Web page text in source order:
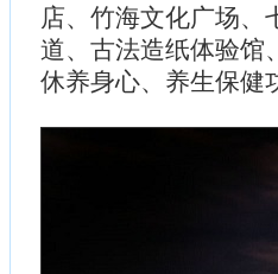
店、竹海文化广场、
道、古法造纸体验馆
休养身心、养生保健